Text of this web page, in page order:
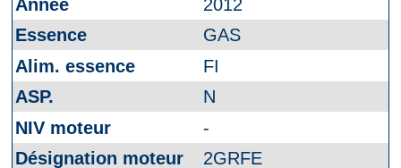
2012
GAS
FI
N
-
2GRFE